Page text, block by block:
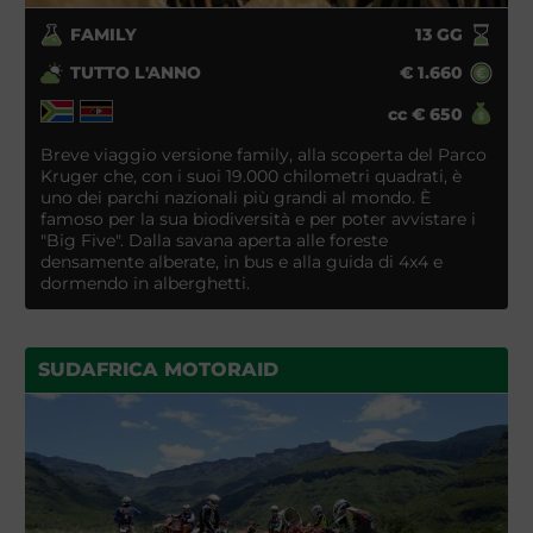
FAMILY 13GG
TUTTO L'ANNO
€ 1.660
cc € 650
Breve viaggio versione family, alla scoperta del Parco
Kruger che, con i suoi 19.000 chilometri quadrati, è
uno dei parchi nazionali più grandi al mondo. È
famoso per la sua biodiversità e per poter avvistare i
"Big Five". Dalla savana aperta alle foreste
densamente alberate, in bus e alla guida di 4x4 e
dormendo in alberghetti.
SUDAFRICA MOTORAID